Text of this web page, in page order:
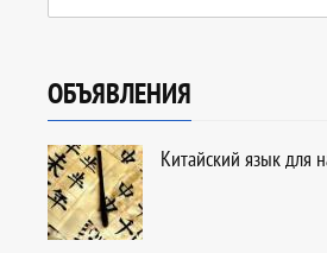
ОБЪЯВЛЕНИЯ
Китайский язык для